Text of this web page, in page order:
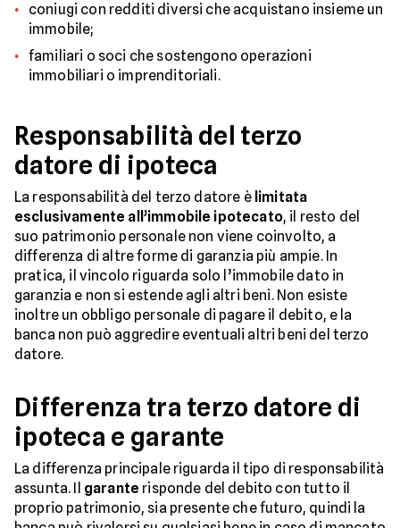
coniugi con redditi diversi che acquistano insieme un
immobile;
familiari o soci che sostengono operazioni
immobiliari o imprenditoriali.
Responsabilità del terzo
datore di ipoteca
La responsabilità del terzo datore è limitata
esclusivamente all’immobile ipotecato, il resto del
suo patrimonio personale non viene coinvolto, a
differenza di altre forme di garanzia più ampie. In
pratica, il vincolo riguarda solo l’immobile dato in
garanzia e non si estende agli altri beni. Non esiste
inoltre un obbligo personale di pagare il debito, e la
banca non può aggredire eventuali altri beni del terzo
datore.
Differenza tra terzo datore di
ipoteca e garante
La differenza principale riguarda il tipo di responsabilità
assunta. Il garante risponde del debito con tutto il
proprio patrimonio, sia presente che futuro, quindi la